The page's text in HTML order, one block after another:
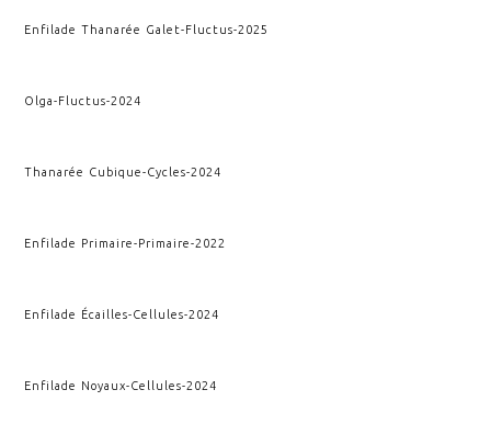
Enfilade Thanarée Galet-Fluctus-2025
Olga-Fluctus-2024
Thanarée Cubique-Cycles-2024
Enfilade Primaire-Primaire-2022
Enfilade Écailles-Cellules-2024
Enfilade Noyaux-Cellules-2024